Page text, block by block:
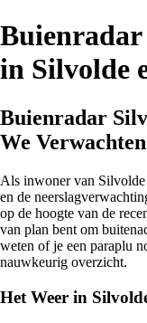
in Silvolde
Buienradar
We
Als inwoner van Silvolde
en de
op de hoogte van de
van plan bent om
weten of je een paraplu
nauwkeurig overzicht.
Het Weer in